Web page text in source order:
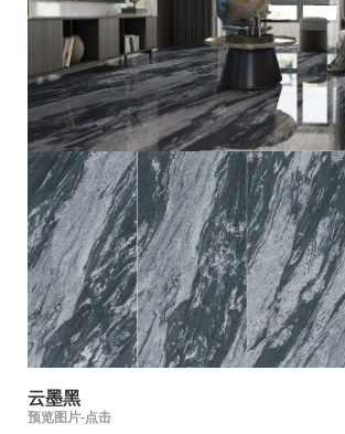
云墨黑
预览图片-点击